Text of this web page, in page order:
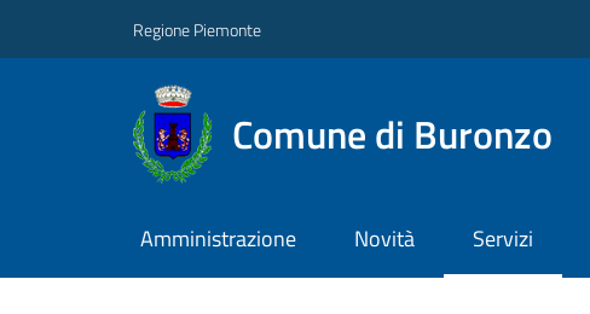
Regione Piemonte
Comune di Buronzo
Amministrazione Novità Servizi